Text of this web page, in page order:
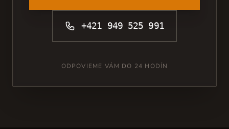
+421 949 525 991
ODPOVIEME VÁM DO 24 HODÍN